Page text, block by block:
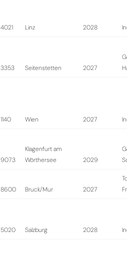
4021 Linz 2028
3353 Seitenstetten 2027
1140 Wien 2027
9073
Klagenfurt am
Wörthersee
2029
8600 Bruck/Mur 2027
5020 Salzburg 2028